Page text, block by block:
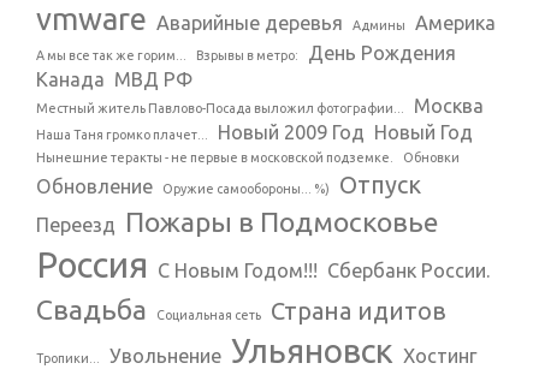
vmware Аварийные деревья Админы Америка
А мы все так же горим... Взрывы в метро:
День Рождения
Канада МВД РФ
Местный житель Павлово-Посада выложил фотографии... Москва
Наша Таня громко плачет... Новый 2009 Год Новый Год
Нынешние теракты - не первые в московской подземке. Обновки
Обновление Оружие самообороны... %) Отпуск
Переезд Пожары в Подмосковье
Россия С Новым Годом!!! Сбербанк России.
Свадьба Социальная сеть Страна идитов
Тропики... Увольнение Ульяновск Хостинг